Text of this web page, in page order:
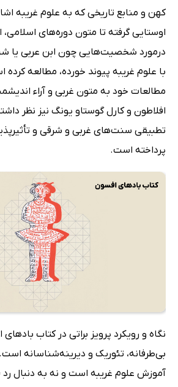
کهن و منابع تاریخی که به علوم غریبه
اوستایی گرفته تا متون دوره‌های اسلامی،
درمورد شخصیت‌هایی چون ابن عربی یا
با علوم غریبه پیوند خورده، مطالعه کرده
مطالعات خود به متون غربی و آراء
افلاطون و کارل گوستاو یونگ نیز نظر
تطبیقی سنت‌های غربی و شرقی و
پرداخته است.
نگاه و رویکرد پرویز براتی در کتاب
بی‌طرفانه، تئوریک و دیرینه‌شناسانه است.
آموزش علوم غریبه است و نه به دنبال